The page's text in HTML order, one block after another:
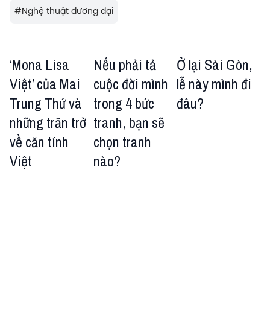
#Nghệ thuật đương đại
‘Mona Lisa
Việt’ của Mai
Trung Thứ và
những trăn trở
về căn tính
Việt
Nếu phải tả
cuộc đời mình
trong 4 bức
tranh, bạn sẽ
chọn tranh
nào?
Ở lại Sài Gòn,
lễ này mình đi
đâu?